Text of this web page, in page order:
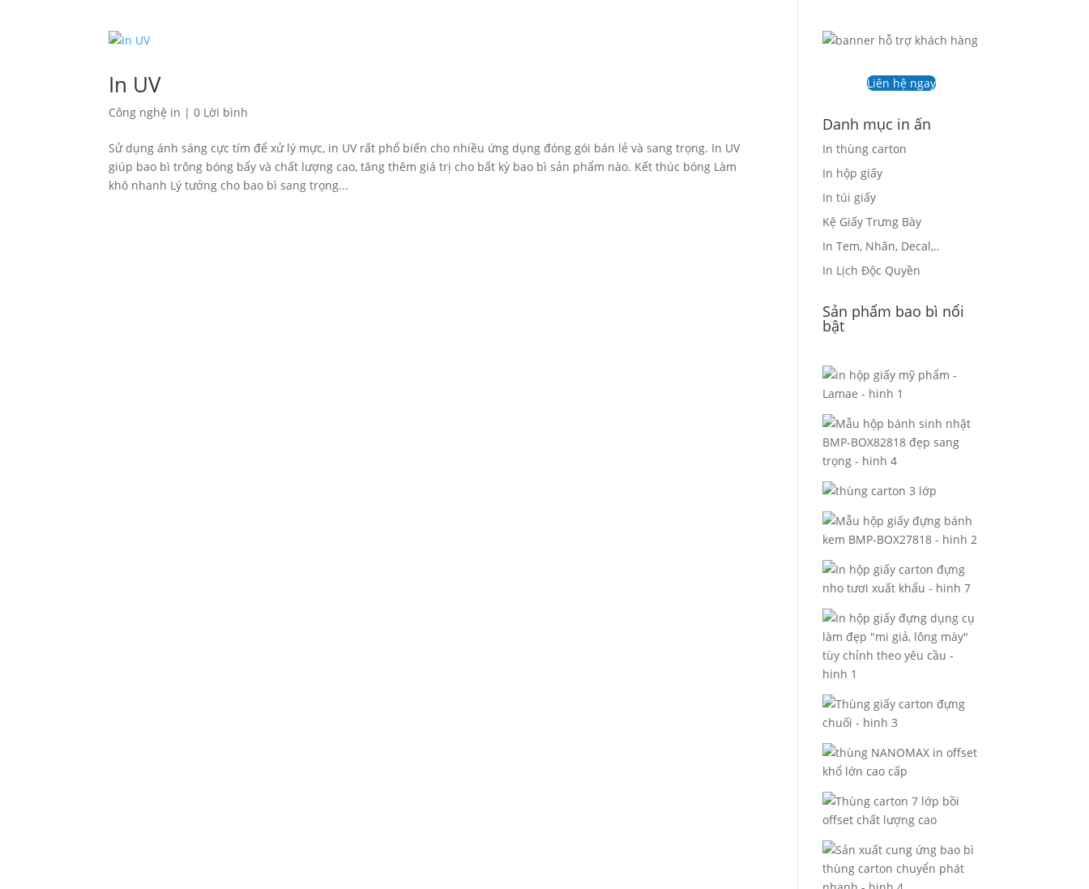
In UV
Công nghệ in |0 Lời bình
Sử dụng ánh sáng cực tím để xử lý mực, in UV rất phổ biến cho nhiều ứng dụng đóng gói bán lẻ và sang trọng. In UV
giúp bao bì trông bóng bẩy và chất lượng cao, tăng thêm giá trị cho bất kỳ bao bì sản phẩm nào. Kết thúc bóng Làm
khô nhanh Lý tưởng cho bao bì sang trọng...
Liên hệ ngay
Danh mục in ấn
In thùng carton
In hộp giấy
In túi giấy
Kệ Giấy Trưng Bày
In Tem, Nhãn, Decal,..
In Lịch Độc Quyền
Sản phẩm bao bì nổi
bật